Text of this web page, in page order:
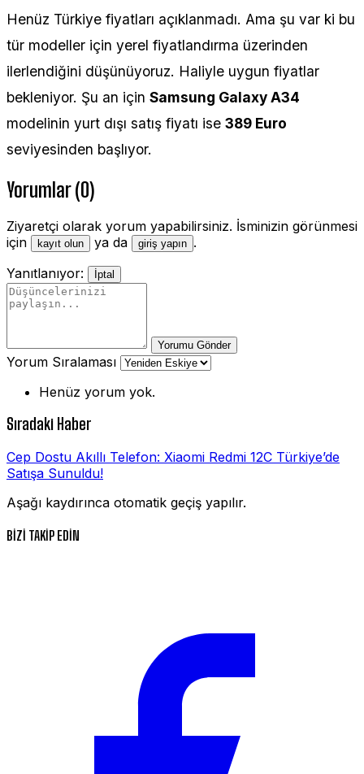
Henüz Türkiye fiyatları açıklanmadı. Ama şu var ki bu
tür modeller için yerel fiyatlandırma üzerinden
ilerlendiğini düşünüyoruz. Haliyle uygun fiyatlar
bekleniyor. Şu an için Samsung Galaxy A34
modelinin yurt dışı satış fiyatı ise 389 Euro
seviyesinden başlıyor.
Yorumlar (0)
Ziyaretçi olarak yorum yapabilirsiniz. İsminizin görünmesi
için
kayıt olun ya da giriş yapın .
Yanıtlanıyor:
İptal
Yorumu Gönder
Yorum Sıralaması
Henüz yorum yok.
Sıradaki Haber
Cep Dostu Akıllı Telefon: Xiaomi Redmi 12C Türkiye’de
Satışa Sunuldu!
Aşağı kaydırınca otomatik geçiş yapılır.
BİZİ TAKİP EDİN